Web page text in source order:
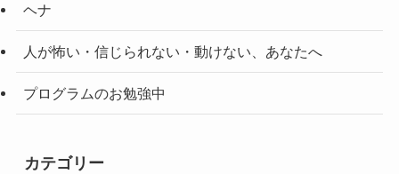
ヘナ
人が怖い・信じられない・動けない、あなたへ
プログラムのお勉強中
カテゴリー